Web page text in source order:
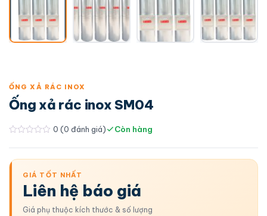
ỐNG XẢ RÁC INOX
Ống xả rác inox SM04
xếp
0
sao
0 (0 đánh giá) Còn hàng
GIÁ TỐT NHẤT
Liên hệ báo giá
Giá phụ thuộc kích thước & số lượng